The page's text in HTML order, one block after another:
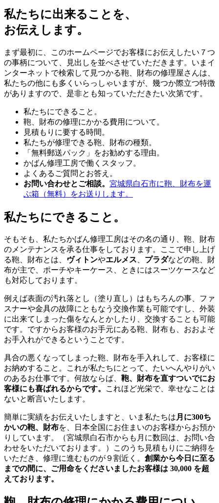
私たちに出来ることを、
お伝えします。
まず最初に、このホームページでお客様にお伝えしたい７つ
の事柄について、見出しを並べさせていただきます。いまイ
ンターネットで検索して見つかる鞄、財布の修理屋さんは、
私たちの他にも多くいらっしゃいますが、幾つか際立つ特徴
がありますので、是非とも知っていただきたい次第です。
私たちにできること。
鞄、財布の修理にかかる費用について。
見積もりに要する時間。
私たちが修理できる鞄、財布の種類。
「無料郵送パック」をお勧めする理由。
かばん修理工房で働くスタッフ。
よくあるご質問とお答え。
お問い合わせとご相談。 宮城県白石市に鞄、財布を運
ぶ箱（無料）をお送りします。
私たちにできること。
そもそも、私たちかばん修理工房はその名の通り、鞄、財布
のメンテナンスを承る仕事をしております。ここで申し上げ
る鞄、財布とは、
ヴィトンやエルメス、 プラダなどの鞄、財
布が主で、ポーチやキーケース、ときにはスーツケースなど
も対応しております。
例えば表面の汚れ落とし（塗り直し）はもちろんの事、ファ
スナーや金具の故障にともなう交換作業も可能ですし、外装
に出来てしまった傷をなんとかしたり、交換することも可能
です。ですからお客様のお手元にある鞄、財布も、おおよそ
お手入れができるということです。
具合の悪くなってしまった鞄、財布を手入れして、お客様に
お納めすること。これが私たちにとって、たいへんやりがい
のあるお仕事です。何故ならば、 鞄、財布を直すついでにお
客様にも喜ばれるからです。
これほど光栄で、幸せなことは
ないと断言いたします。
簡単に実績をお伝えいたしますと、いま私たちは月に300ち
かいの鞄、財布を、日本全国にお住まいのお客様からお預か
りしています。（宮城県白石市からも月に数回は、お問い合
わせをいただいております。）このうち見積もりにご納得を
いただき、修理に進むものが９割近く。 創業から今日に至る
までの間に、ご用命をくださいましたお客様は 30,000 を超
えております。